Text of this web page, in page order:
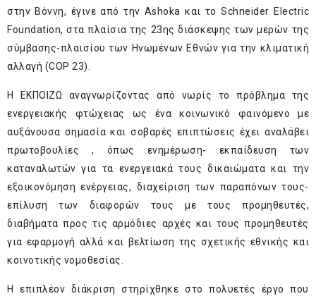
στην Βόννη, έγινε από την Ashoka και τοSchneider Electric
Foundation, στα πλαίσια της 23ης διάσκεψης των μερών της
σύμβασης-πλαισίου των Ηνωμένων Εθνών για την κλιματική
αλλαγή (COP 23).
Η ΕΚΠΟΙΖΩ αναγνωρίζοντας από νωρίς το πρόβλημα της
ενεργειακής φτώχειας ως ένα κοινωνικό φαινόμενο με
αυξάνουσα σημασία και σοβαρές επιπτώσεις έχει αναλάβει
πρωτοβουλίες , όπως ενημέρωση- εκπαίδευση των
καταναλωτών για τα ενεργειακά τους δικαιώματα και την
εξοικονόμηση ενέργειας, διαχείριση των παραπόνων τους-
επίλυση των διαφορών τους με τους προμηθευτές,
διαβήματα προς τις αρμόδιες αρχές και τους προμηθευτές
για εφαρμογή αλλά και βελτίωση της σχετικής εθνικής και
κοινοτικής νομοθεσίας.
Η επιπλέον διάκριση στηρίχθηκε στο πολυετές έργο που